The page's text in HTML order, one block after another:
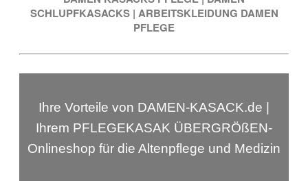
SCHLUPFKASACKS | ARBEITSKLEIDUNG DAMEN
PFLEGE
Ihre Vorteile von DAMEN-KASACK.de |
Ihrem PFLEGEKASAK ÜBERGRÖßEN-
Onlineshop für die Altenpflege und Medizin